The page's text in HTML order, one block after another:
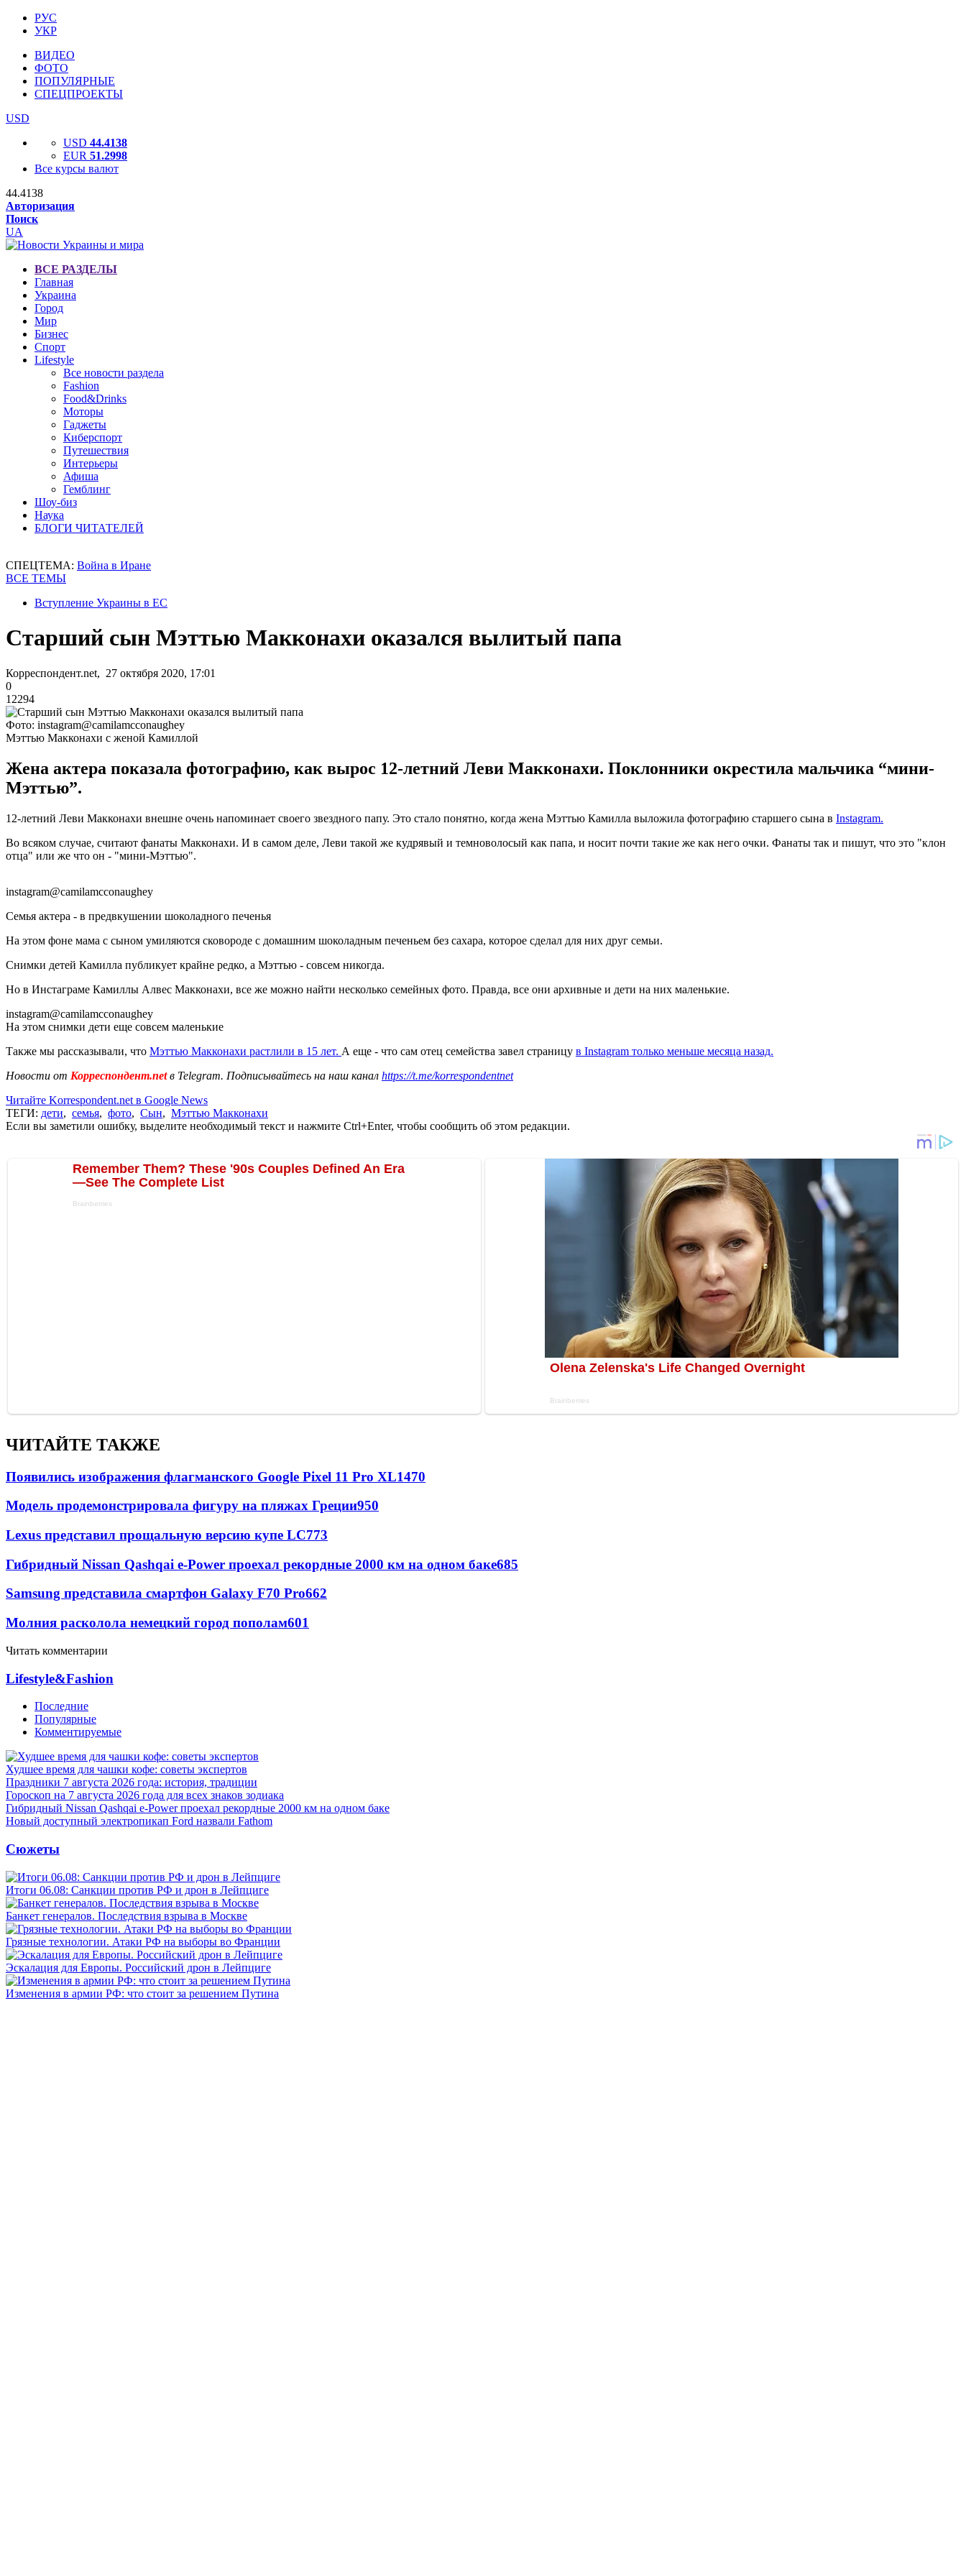
РУС
УКР
ВИДЕО
ФОТО
ПОПУЛЯРНЫЕ
СПЕЦПРОЕКТЫ
USD
USD 44.4138
EUR 51.2998
Все курсы валют
44.4138
Авторизация
Поиск
UA
ВСЕ РАЗДЕЛЫ
Главная
Украина
Город
Мир
Бизнес
Спорт
Lifestyle
Все новости раздела
Fashion
Food&Drinks
Моторы
Гаджеты
Киберспорт
Путешествия
Интерьеры
Афиша
Гемблинг
Шоу-биз
Наука
БЛОГИ ЧИТАТЕЛЕЙ
СПЕЦТЕМА: Война в Иране
ВСЕ ТЕМЫ
Вступление Украины в ЕС
Старший сын Мэттью Макконахи оказался вылитый папа
Корреспондент.net, 27 октября 2020, 17:01
0
12294
Фото: instagram@camilamcconaughey
Мэттью Макконахи с женой Камиллой
Жена актера показала фотографию, как вырос 12-летний Леви Макконахи. Поклонники окрестила мальчика “мини-
Мэттью”.
12-летний Леви Макконахи внешне очень напоминает своего звездного папу. Это стало понятно, когда жена Мэттью Камилла выложила фотографию старшего сына в Іnstagram.
Во всяком случае, считают фанаты Макконахи. И в самом деле, Леви такой же кудрявый и темноволосый как папа, и носит почти такие же как него очки. Фанаты так и пишут, что это "клон
отца" или же что он - "мини-Мэттью".
instagram@camilamcconaughey
Семья актера - в предвкушении шоколадного печенья
На этом фоне мама с сыном умиляются сковороде с домашним шоколадным печеньем без сахара, которое сделал для них друг семьи.
Снимки детей Камилла публикует крайне редко, а Мэттью - совсем никогда.
Но в Инстаграме Камиллы Алвес Макконахи, все же можно найти несколько семейных фото. Правда, все они архивные и дети на них маленькие.
instagram@camilamcconaughey
На этом снимки дети еще совсем маленькие
Также мы рассказывали, что Мэттью Макконахи растлили в 15 лет. А еще - что сам отец семейства завел страницу в Instagram только меньше месяца назад.
Новости от Корреспондент.netв Telegram. Подписывайтесь на наш канал https://t.me/korrespondentnet
Читайте Korrespondent.net в Google News
ТЕГИ: дети, семья, фото, Сын, Мэттью Макконахи
Если вы заметили ошибку, выделите необходимый текст и нажмите Ctrl+Enter, чтобы сообщить об этом редакции.
ЧИТАЙТЕ ТАКЖЕ
Появились изображения флагманского Google Pixel 11 Pro XL1470
Модель продемонстрировала фигуру на пляжах Греции950
Lexus представил прощальную версию купе LC773
Гибридный Nissan Qashqai e-Power проехал рекордные 2000 км на одном баке685
Samsung представила смартфон Galaxy F70 Pro662
Молния расколола немецкий город пополам601
Читать комментарии
Lifestyle&Fashion
Последние
Популярные
Комментируемые
Худшее время для чашки кофе: советы экспертов
Праздники 7 августа 2026 года: история, традиции
Гороскоп на 7 августа 2026 года для всех знаков зодиака
Гибридный Nissan Qashqai e-Power проехал рекордные 2000 км на одном баке
Новый доступный электропикап Ford назвали Fathom
Сюжеты
Итоги 06.08: Санкции против РФ и дрон в Лейпциге
Банкет генералов. Последствия взрыва в Москве
Грязные технологии. Атаки РФ на выборы во Франции
Эскалация для Европы. Российский дрон в Лейпциге
Изменения в армии РФ: что стоит за решением Путина